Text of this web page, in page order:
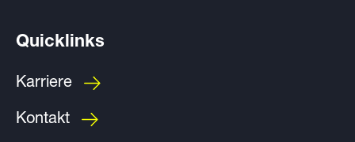
Quicklinks
Karriere
Kontakt